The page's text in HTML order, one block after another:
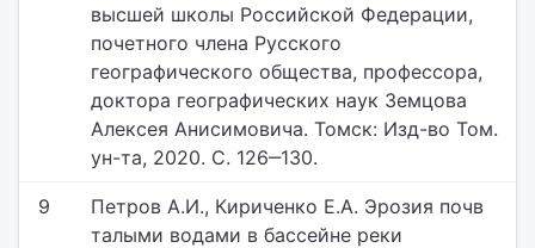
высшей школы Российской Федерации,
почетного члена Русского
географического общества, профессора,
доктора географических наук Земцова
Алексея Анисимовича. Томск: Изд-во Том.
ун-та, 2020. С. 126‒130.
9
Петров А.И., Кириченко Е.А. Эрозия почв
талыми водами в бассейне реки